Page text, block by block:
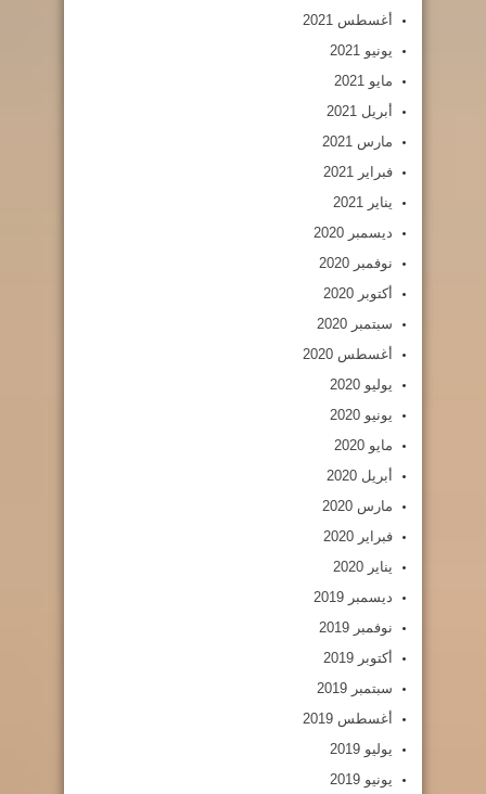
أغسطس 2021
يونيو 2021
مايو 2021
أبريل 2021
مارس 2021
فبراير 2021
يناير 2021
ديسمبر 2020
نوفمبر 2020
أكتوبر 2020
سبتمبر 2020
أغسطس 2020
يوليو 2020
يونيو 2020
مايو 2020
أبريل 2020
مارس 2020
فبراير 2020
يناير 2020
ديسمبر 2019
نوفمبر 2019
أكتوبر 2019
سبتمبر 2019
أغسطس 2019
يوليو 2019
يونيو 2019